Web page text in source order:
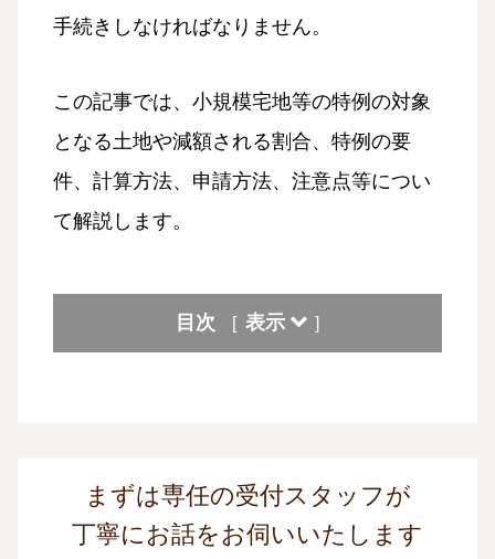
手続きしなければなりません。
この記事では、小規模宅地等の特例の対象
となる土地や減額される割合、特例の要
件、計算方法、申請方法、注意点等につい
て解説します。
目次 [ 表示 ]
まずは専任の受付スタッフが
丁寧にお話をお伺いいたします